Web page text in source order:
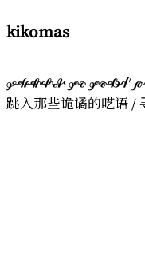
kikomas
   
跳入那些诡谲的呓语 /